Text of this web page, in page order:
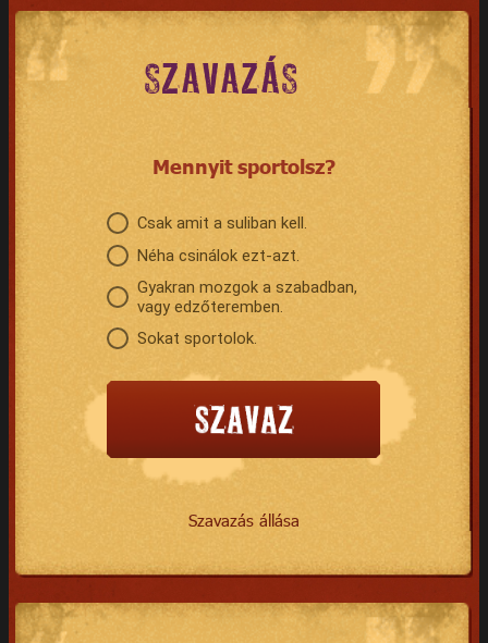
SZAVAZÁS
Mennyit sportolsz?
Csak amit a suliban kell.
Néha csinálok ezt-azt.
Gyakran mozgok a szabadban,
vagy edzőteremben.
Sokat sportolok.
Szavazás állása